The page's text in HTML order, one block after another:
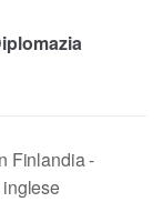
Finlandia -